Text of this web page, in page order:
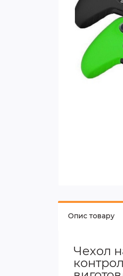
Опис товару
Чехол